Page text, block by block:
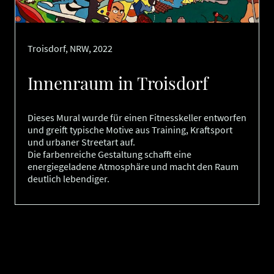
Troisdorf, NRW, 2022
Innenraum in Troisdorf
Dieses Mural wurde für einen Fitnesskeller entworfen
und greift typische Motive aus Training, Kraftsport
und urbaner Streetart auf.
Die farbenreiche Gestaltung schafft eine
energiegeladene Atmosphäre und macht den Raum
deutlich lebendiger.